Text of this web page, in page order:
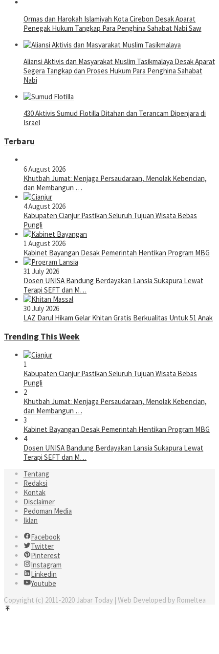
Ormas dan Harokah Islamiyah Kota Cirebon Desak Aparat
Penegak Hukum Tangkap Para Penghina Sahabat Nabi Saw
Aliansi Aktivis dan Masyarakat Muslim Tasikmalaya Desak Aparat
Segera Tangkap dan Proses Hukum Para Penghina Sahabat
Nabi
430 Aktivis Sumud Flotilla Ditahan dan Terancam Dipenjara di
Israel
Terbaru
6 August 2026
Khutbah Jumat: Menjaga Persaudaraan, Menolak Kebencian,
dan Membangun …
4 August 2026
Kabupaten Cianjur Pastikan Seluruh Tujuan Wisata Bebas
Pungli
1 August 2026
Kabinet Bayangan Desak Pemerintah Hentikan Program MBG
31 July 2026
Dosen UNISA Bandung Berdayakan Lansia Sukapura Lewat
Terapi SEFT dan M…
30 July 2026
LAZ Darul Hikam Gelar Khitan Gratis Berkualitas Untuk 51 Anak
Trending This Week
1
Kabupaten Cianjur Pastikan Seluruh Tujuan Wisata Bebas
Pungli
2
Khutbah Jumat: Menjaga Persaudaraan, Menolak Kebencian,
dan Membangun …
3
Kabinet Bayangan Desak Pemerintah Hentikan Program MBG
4
Dosen UNISA Bandung Berdayakan Lansia Sukapura Lewat
Terapi SEFT dan M…
Tentang
Redaksi
Kontak
Disclaimer
Pedoman Media
Iklan
Facebook
Twitter
Pinterest
Instagram
Linkedin
Youtube
Copyright (c) 2011-2020 Jabar Today | Web Developed by Romeltea